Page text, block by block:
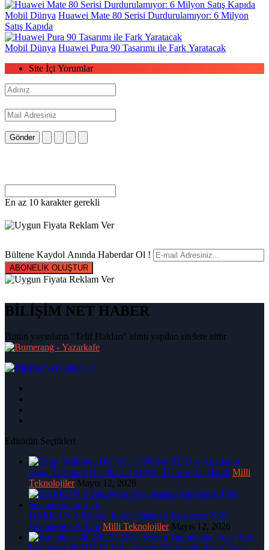
Mobil Dünya Huawei Mate 80 Serisi Durdurulamıyor: 6 Milyon
Satış Kapıda
Mobil Dünya Huawei Pura 90 Tasarımı ile Fark Yaratacak
Site İçi Yorumlar
Gönder
En az 10 karakter gerekli
Bültene Kaydol Anında Haberdar Ol !
ABONELİK OLUŞTUR
BİLİŞİM NET HABER
Bütün yayınların "Telif Hakları" alıntı yapılan sitelere aittir
|
Editörün Seçtikleri
Togg Tarihinde Bir İlk! 1.3 Milyar TL Kar Açıklandı Milli
Teknolojiler Mayıs 12, 2026
BARKAN 3 Sahaya İniyor: İnsansız kara aracı TSK
envanterine giriyor Milli Teknolojiler Mayıs 12, 2026